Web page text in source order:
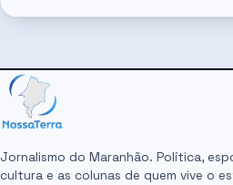
Jornalismo do Maranhão. Política,
cultura e as colunas de quem vive o